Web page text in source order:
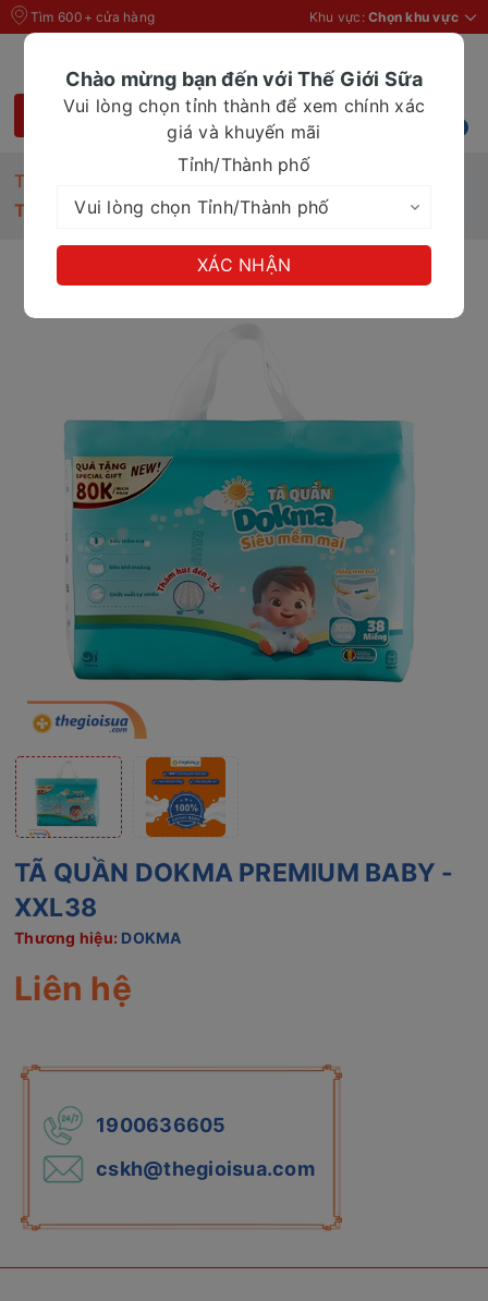
Tìm 600+ cửa hàng Khu vực: Chọn khu vực
Trang chủ
TÃ QUẦN DOKMA PREMIUM BABY - XXL38
TÃ QUẦN DOKMA PREMIUM BABY -
XXL38
Thương hiệu: DOKMA
Liên hệ
1900636605
cskh@thegioisua.com
Chào mừng bạn đến với Thế Giới Sữa
Vui lòng chọn tỉnh thành để xem chính xác
giá và khuyến mãi
Tỉnh/Thành phố
XÁC NHẬN